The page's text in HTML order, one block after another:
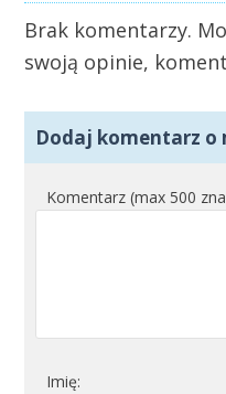
Brak komentarzy.
swoją opinie,
Dodaj komentarz o
Komentarz (max 500
Imię: